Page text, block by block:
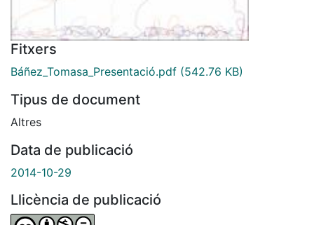
Fitxers
Báñez_Tomasa_Presentació.pdf (542.76 KB)
Tipus de document
Altres
Data de publicació
2014-10-29
Llicència de publicació